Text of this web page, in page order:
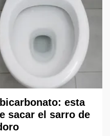
esta
sacar el sarro de